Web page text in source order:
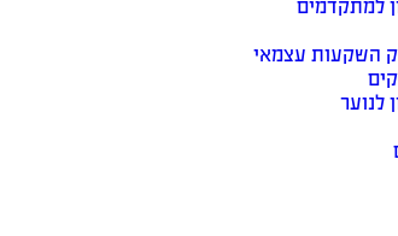
למתקדמים
השקעות עצמאי
לנוער